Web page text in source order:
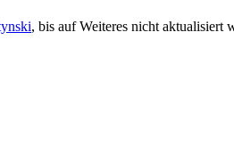
, bis auf Weiteres nicht aktualisiert